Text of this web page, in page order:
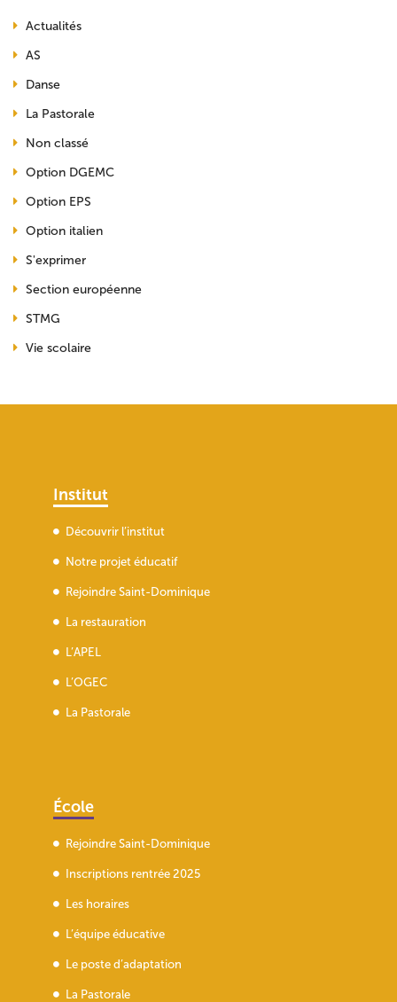
Actualités
AS
Danse
La Pastorale
Non classé
Option DGEMC
Option EPS
Option italien
S'exprimer
Section européenne
STMG
Vie scolaire
Institut
Découvrir l’institut
Notre projet éducatif
Rejoindre Saint-Dominique
La restauration
L’APEL
L’OGEC
La Pastorale
École
Rejoindre Saint-Dominique
Inscriptions rentrée 2025
Les horaires
L’équipe éducative
Le poste d’adaptation
La Pastorale